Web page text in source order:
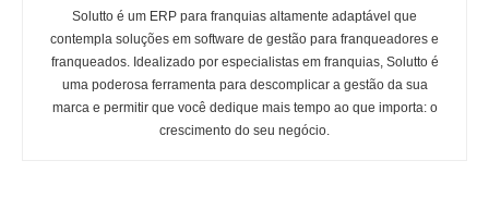
Solutto é um ERP para franquias altamente adaptável que
contempla soluções em software de gestão para franqueadores e
franqueados. Idealizado por especialistas em franquias, Solutto é
uma poderosa ferramenta para descomplicar a gestão da sua
marca e permitir que você dedique mais tempo ao que importa: o
crescimento do seu negócio.